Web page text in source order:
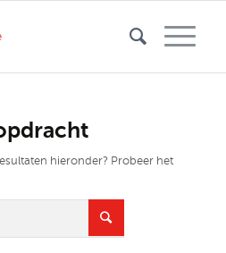
hieronder? Probeer het